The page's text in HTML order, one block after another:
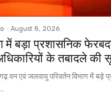
- August 8, 2026
में बड़ा प्रशासनिक
के तबादले की
वन एवं जलवायु परिवर्तन विभाग में